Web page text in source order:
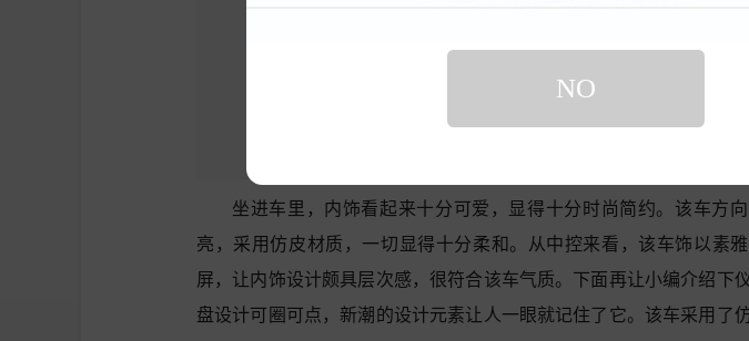
NO
坐进车里，内饰看起来十分可爱，显得十分时尚简约。该车方
亮，采用仿皮材质，一切显得十分柔和。从中控来看，该车饰以素
屏，让内饰设计颇具层次感，很符合该车气质。下面再让小编介绍下
盘设计可圈可点，新潮的设计元素让人一眼就记住了它。该车采用了